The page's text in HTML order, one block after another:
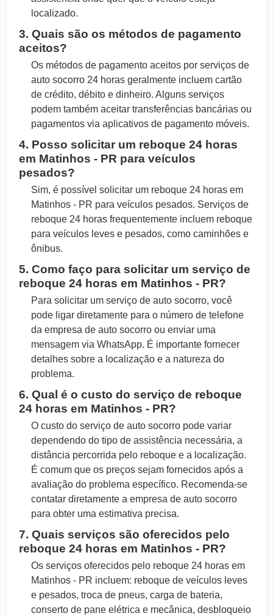
localizado.
3. Quais são os métodos de pagamento
aceitos?
Os métodos de pagamento aceitos por serviços de
auto socorro 24 horas geralmente incluem cartão
de crédito, débito e dinheiro. Alguns serviços
podem também aceitar transferências bancárias ou
pagamentos via aplicativos de pagamento móveis.
4. Posso solicitar um reboque 24 horas
em Matinhos - PR para veículos
pesados?
Sim, é possível solicitar um reboque 24 horas em
Matinhos - PR para veículos pesados. Serviços de
reboque 24 horas frequentemente incluem reboque
para veículos leves e pesados, como caminhões e
ônibus.
5. Como faço para solicitar um serviço de
reboque 24 horas em Matinhos - PR?
Para solicitar um serviço de auto socorro, você
pode ligar diretamente para o número de telefone
da empresa de auto socorro ou enviar uma
mensagem via WhatsApp. É importante fornecer
detalhes sobre a localização e a natureza do
problema.
6. Qual é o custo do serviço de reboque
24 horas em Matinhos - PR?
O custo do serviço de auto socorro pode variar
dependendo do tipo de assistência necessária, a
distância percorrida pelo reboque e a localização.
É comum que os preços sejam fornecidos após a
avaliação do problema específico. Recomenda-se
contatar diretamente a empresa de auto socorro
para obter uma estimativa precisa.
7. Quais serviços são oferecidos pelo
reboque 24 horas em Matinhos - PR?
Os serviços oferecidos pelo reboque 24 horas em
Matinhos - PR incluem: reboque de veículos leves
e pesados, troca de pneus, carga de bateria,
conserto de pane elétrica e mecânica, desbloqueio